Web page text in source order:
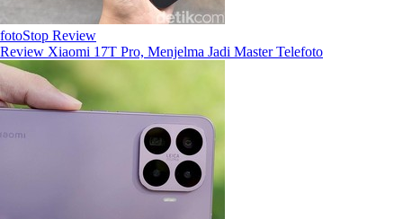
fotoStop Review
Review Xiaomi 17T Pro, Menjelma Jadi Master Telefoto